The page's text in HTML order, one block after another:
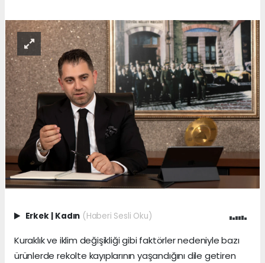
Erkek Kadın (Haberi Sesli Oku)
Kuraklık ve iklim değişikliği gibi faktörler nedeniyle bazı
ürünlerde rekolte kayıplarının yaşandığını dile getiren